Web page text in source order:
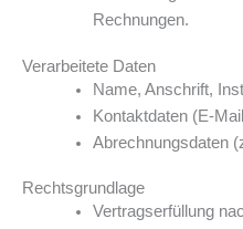
Rechnungen.
Verarbeitete Daten
Name, Anschrift,
Kontaktdaten (E-
Abrechnungsdaten
Rechtsgrundlage
Vertragserfüllung